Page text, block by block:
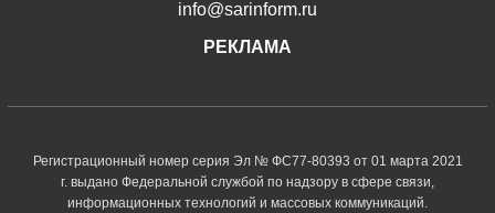
info@sarinform.ru
РЕКЛАМА
Регистрационный номер серия Эл № ФС77-80393 от 01 марта 2021
г. выдано Федеральной службой по надзору в сфере связи,
информационных технологий и массовых коммуникаций.